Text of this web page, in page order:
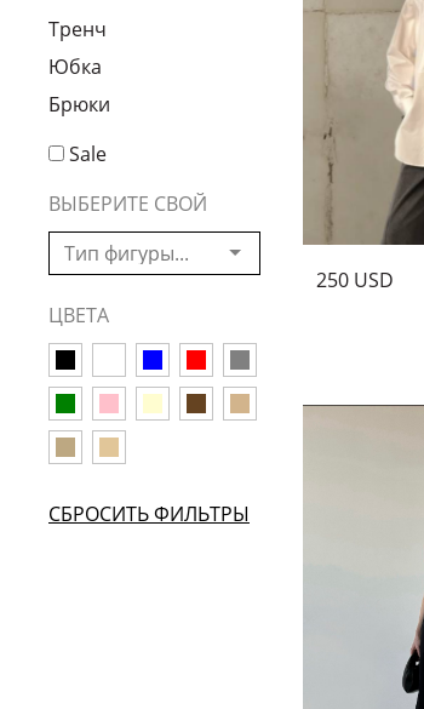
Тренч
Юбка
Брюки
Sale
ВЫБЕРИТЕ СВОЙ
ЦВЕТА
СБРОСИТЬ ФИЛЬТРЫ
обрели
Купить
Теперь ты
найдете все;
каждой
доступным
250 USD